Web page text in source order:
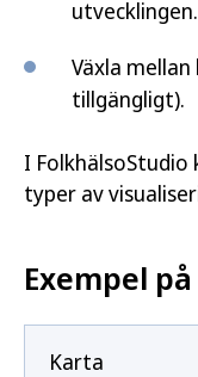
utvecklingen.
Växla
tillgängligt).
I FolkhälsoStudio
typer av
Exempel
Karta